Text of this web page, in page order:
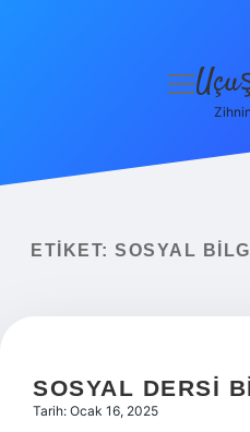
Yasal Uyarı
menüyü
ETIKET: SOSYAL
SOSYAL DERSI
Tarih: Ocak 16, 2025